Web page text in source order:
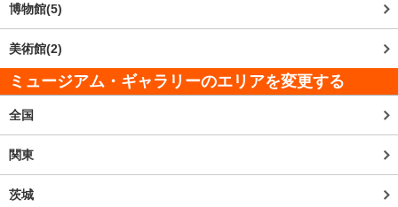
博物館(5)
美術館(2)
ミュージアム・ギャラリーのエリアを変更する
全国
関東
茨城